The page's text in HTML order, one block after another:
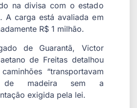
na divisa com o estado
A carga está avaliada em
R$ 1 milhão.
de Guarantã, Victor
de Freitas detalhou
“transportavam
de madeira sem a
exigida pela lei.